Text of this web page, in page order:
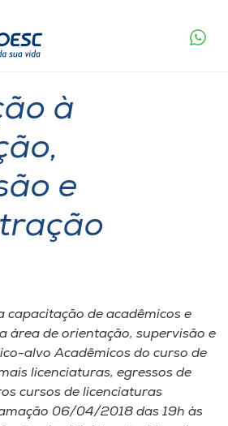
à
e
capacitação de acadêmicos e
área de orientação, supervisão e
alvo Acadêmicos do curso de
licenciaturas, egressos de
cursos de licenciaturas
06/04/2018 das 19h às